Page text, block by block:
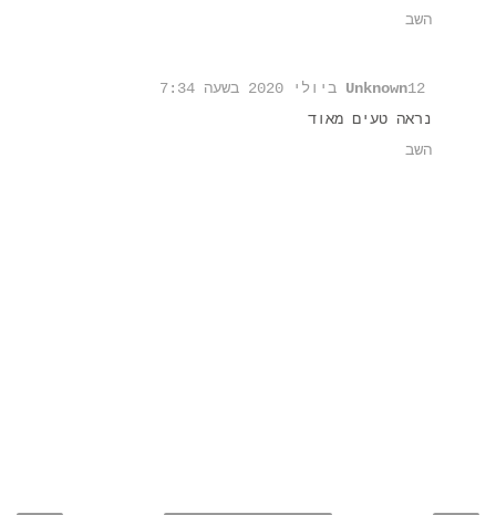
השב
Unknown12 ביולי 2020 בשעה 7:34
נראה טעים מאוד
השב